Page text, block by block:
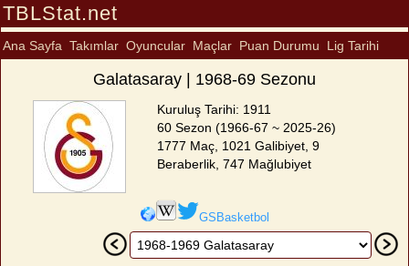
TBLStat.net
Ana Sayfa Takımlar Oyuncular Maçlar Puan Durumu Lig Tarihi
Galatasaray | 1968-69 Sezonu
Kuruluş Tarihi: 1911
60 Sezon (1966-67 ~ 2025-26)
1777 Maç, 1021 Galibiyet, 9
Beraberlik, 747 Mağlubiyet
GSBasketbol